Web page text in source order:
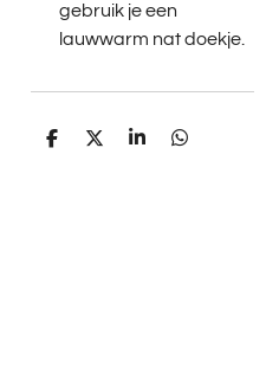
gebruik je een
lauwwarm nat doekje.
D
D
S
D